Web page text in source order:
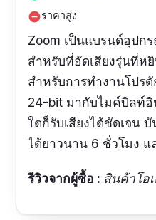
remove_circleราคาสูง
Zoom เป็นแบรนด์อุปก
สำหรับที่อัดเสียงรุ่นที่ห
สำหรับการทำงานโปร
24-bit มากับไมค์บิลท์อิ
ใดก็รับเสียงได้ชัดเจน
ได้ยาวนาน 6 ชั่วโมง แ
รีวิวจากผู้ซื้อ : สินค้าโอ